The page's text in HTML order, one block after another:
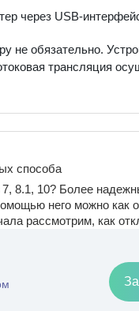
через USB-
не обязательно.
трансляция
способа
8.1, 10? Более
него можно как
рассмотрим, как